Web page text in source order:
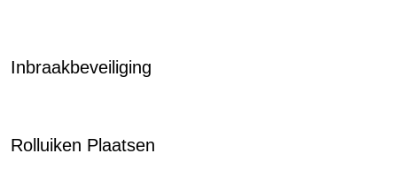
Inbraakbeveiliging
Rolluiken Plaatsen